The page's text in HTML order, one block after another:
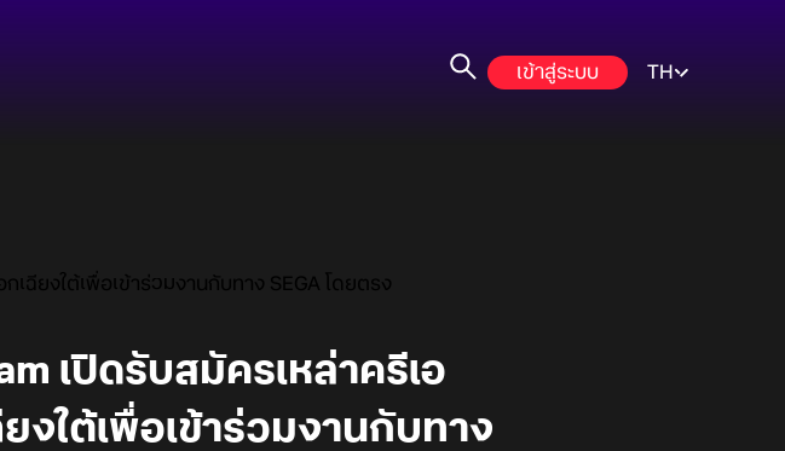
เข้าสู่ระบบ TH
เฉียงใต้เพื่อเข้าร่วมงานกับทาง SEGA โดยตรง
เปิดรับสมัครเหล่าครีเอ
งใต้เพื่อเข้าร่วมงานกับทาง